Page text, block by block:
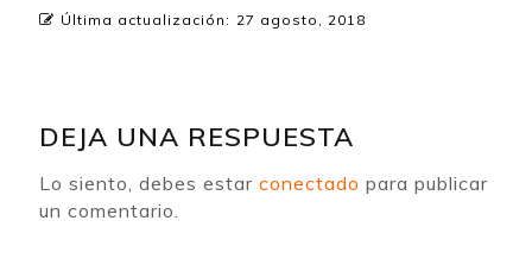
Última actualización: 27 agosto, 2018
DEJA UNA RESPUESTA
Lo siento, debes estar conectado para publicar
un comentario.